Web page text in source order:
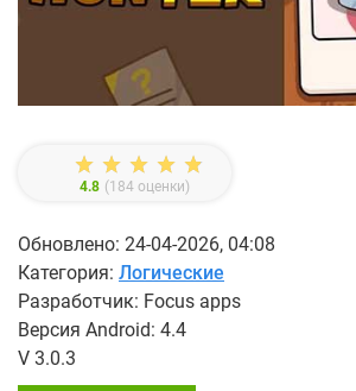
4.8 (184 оценки)
Обновлено: 24-04-2026, 04:08
Категория: Логические
Разработчик: Focus apps
Версия Android: 4.4
V 3.0.3